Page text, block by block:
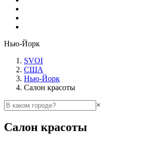
Нью-Йорк
SVOI
США
Нью-Йорк
Салон красоты
×
Салон красоты